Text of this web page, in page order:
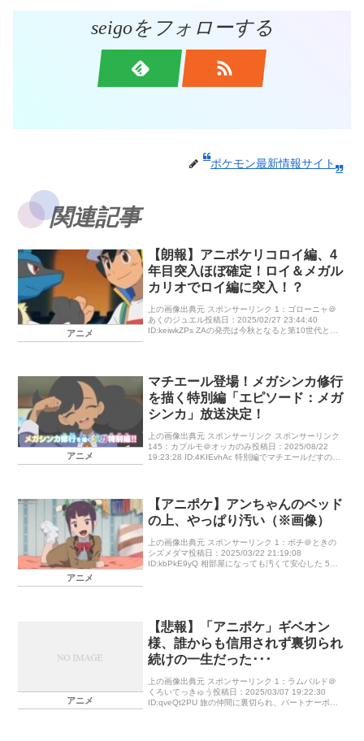
seigoをフォローする
ポケモン最新情報サイト
関連記事
アニメ
【朗報】アニポケリコロイ編、4
年目突入ほぼ確定！ロイ＆メガル
カリオでロイ編に突入！？
上の画像出典元 スポンサーリンク 1：ゴローニャ＠
あくのジュエル投稿日：2025/02/27 23:44:40
ID:keiwkZPs ZAの発売は今秋となると第10世代とな
アニメ
マチエール登場！メガシンカ修行
を描く特別編「エピソード：メガ
シンカ」放送決定！
上の画像出典元 スポンサーリンク スポンサーリンク
145：カブルモ＠オッカのみ投稿日：2025/08/22
19:23:28 ID:4KIEvhAc 特別編でマチエールだすのか
アニメ
【アニポケ】アンちゃんのベッド
の上、やっぱり汚い（※画像）
上の画像出典元 スポンサーリンク 1：ボチ＠ときの
シズメダマ投稿日：2025/03/22 21:19:08
ID:kbPkE9yQ 相部屋になっても汚くて安心した 5：
アニメ
【悲報】「アニポケ」ギベオン
様、誰からも信用されず裏切られ
続けの一生だった･･･
上の画像出典元 スポンサーリンク 1：ラムパルド＠
くろいてっきゅう投稿日：2025/03/07 19:22:30
ID:qveQt2PU 旅の仲間に裏切られ、パートナーポケ